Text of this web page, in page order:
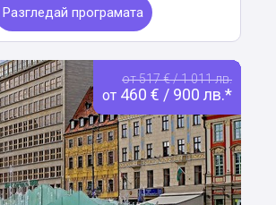
Разгледай програмата
от 517 € / 1 011 лв.
от 460 € / 900 лв.*